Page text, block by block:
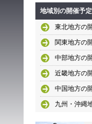
地域別の開催予定
東北地方の
関東地方の
中部地方の
近畿地方の
中国地方の
九州・沖縄